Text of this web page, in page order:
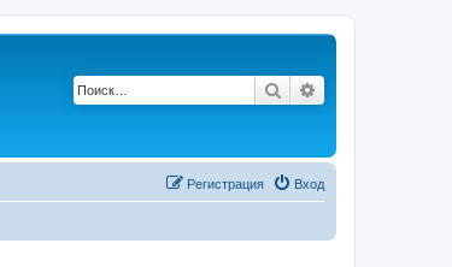
Поиск
Вход
Регистрация